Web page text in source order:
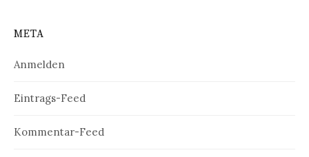
META
Anmelden
Eintrags-Feed
Kommentar-Feed